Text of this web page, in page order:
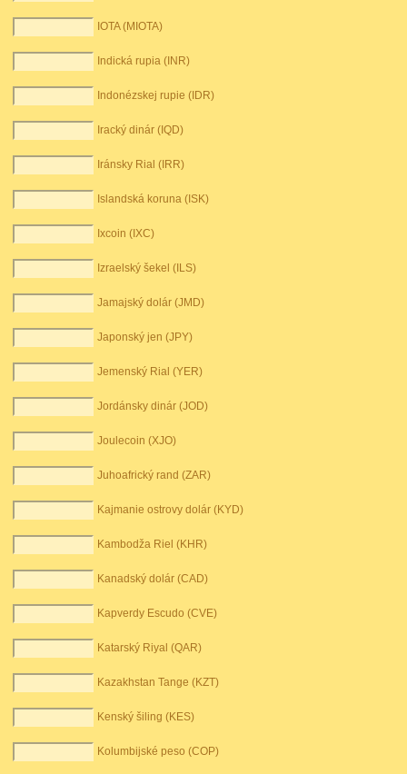
IOTA (MIOTA)
Indická rupia (INR)
Indonézskej rupie (IDR)
Iracký dinár (IQD)
Iránsky Rial (IRR)
Islandská koruna (ISK)
Ixcoin (IXC)
Izraelský šekel (ILS)
Jamajský dolár (JMD)
Japonský jen (JPY)
Jemenský Rial (YER)
Jordánsky dinár (JOD)
Joulecoin (XJO)
Juhoafrický rand (ZAR)
Kajmanie ostrovy dolár (KYD)
Kambodža Riel (KHR)
Kanadský dolár (CAD)
Kapverdy Escudo (CVE)
Katarský Riyal (QAR)
Kazakhstan Tange (KZT)
Kenský šiling (KES)
Kolumbijské peso (COP)